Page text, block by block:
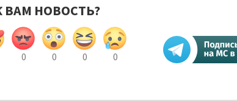
ВАМ НОВОСТЬ?
0 0 0 0